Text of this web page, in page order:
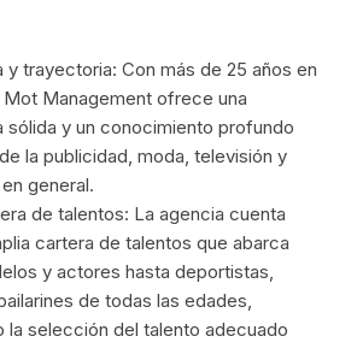
y trayectoria: Con más de 25 años en
Mot Management ofrece una
sólida y un conocimiento profundo
la publicidad, moda, televisión y
general.
de talentos: La agencia cuenta
cartera de talentos que abarca
y actores hasta deportistas,
de todas las edades,
la selección del talento adecuado